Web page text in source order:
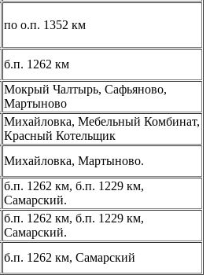
по о.п. 1352 км
б.п. 1262 км
Мокрый Чалтырь, Сафьяново,
Мартыново
Михайловка, Мебельный Комбинат,
Красный Котельщик
Михайловка, Мартыново.
б.п. 1262 км, б.п. 1229 км,
Самарский.
б.п. 1262 км, б.п. 1229 км,
Самарский.
б.п. 1262 км, Самарский